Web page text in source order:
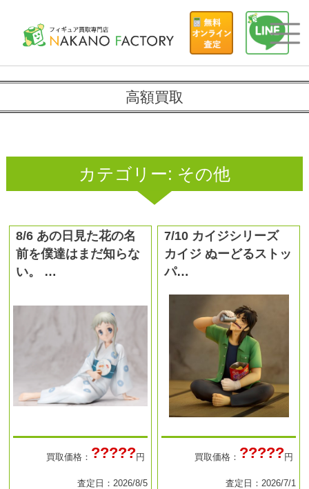
高額買取
カテゴリー: その他
8/6 あの日見た花の名
前を僕達はまだ知らな
い。 …
買取価格： ?????円
査定日：2026/8/5
7/10 カイジシリーズ
カイジ ぬーどるストッ
パ…
買取価格： ?????円
査定日：2026/7/1